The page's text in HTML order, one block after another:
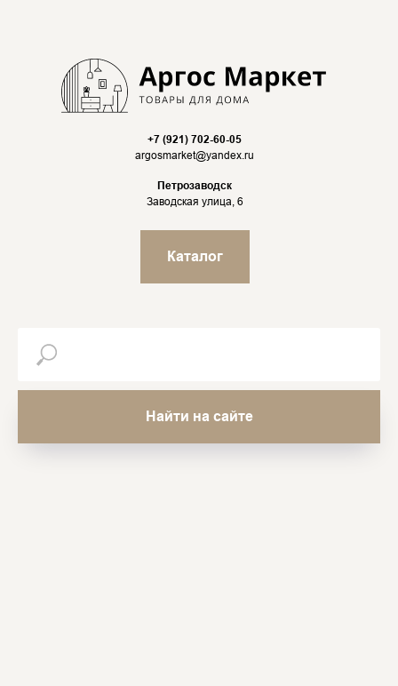
+7 (921) 702-60-05
argosmarket@yandex.ru
Петрозаводск
Заводская улица, 6
Каталог
Найти на сайте